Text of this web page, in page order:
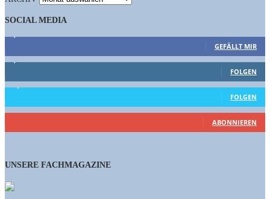
SOCIAL MEDIA
GEFÄLLT MIR
FOLGEN
FOLGEN
ABONNIEREN
UNSERE FACHMAGAZINE